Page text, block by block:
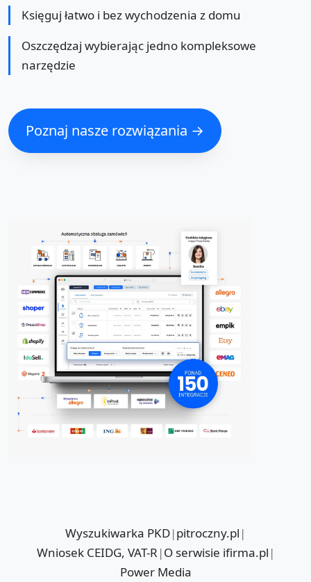
Księguj łatwo i bez wychodzenia z domu
Oszczędzaj wybierając jedno kompleksowe
narzędzie
Poznaj nasze rozwiązania →
Wyszukiwarka PKD|pitroczny.pl |
Wniosek CEIDG, VAT-R |O serwisie ifirma.pl |
Power Media